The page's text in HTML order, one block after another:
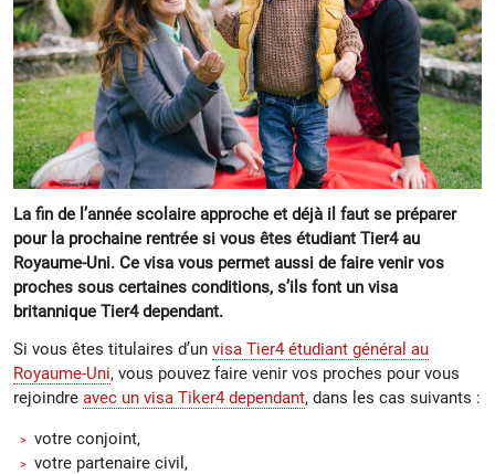
La fin de l’année scolaire approche et déjà il faut se préparer
pour la prochaine rentrée si vous êtes étudiant Tier4 au
Royaume-Uni. Ce visa vous permet aussi de faire venir vos
proches sous certaines conditions, s’ils font un visa
britannique Tier4 dependant.
Si vous êtes titulaires d’un visa Tier4 étudiant général au
Royaume-Uni, vous pouvez faire venir vos proches pour vous
rejoindre avec un visa Tiker4 dependant, dans les cas suivants :
votre conjoint,
votre partenaire civil,